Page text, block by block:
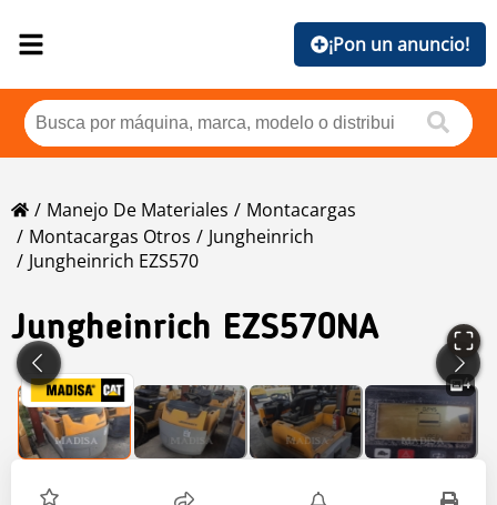
¡Pon un anuncio!
Manejo De Materiales
Montacargas
Montacargas Otros
Jungheinrich
Jungheinrich EZS570
Jungheinrich EZS570NA
4